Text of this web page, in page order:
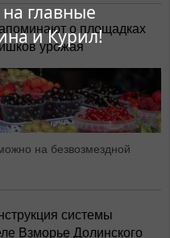
главные
и Курил!о площадках
урожая
на безвозмездной
системы
Взморье Долинского